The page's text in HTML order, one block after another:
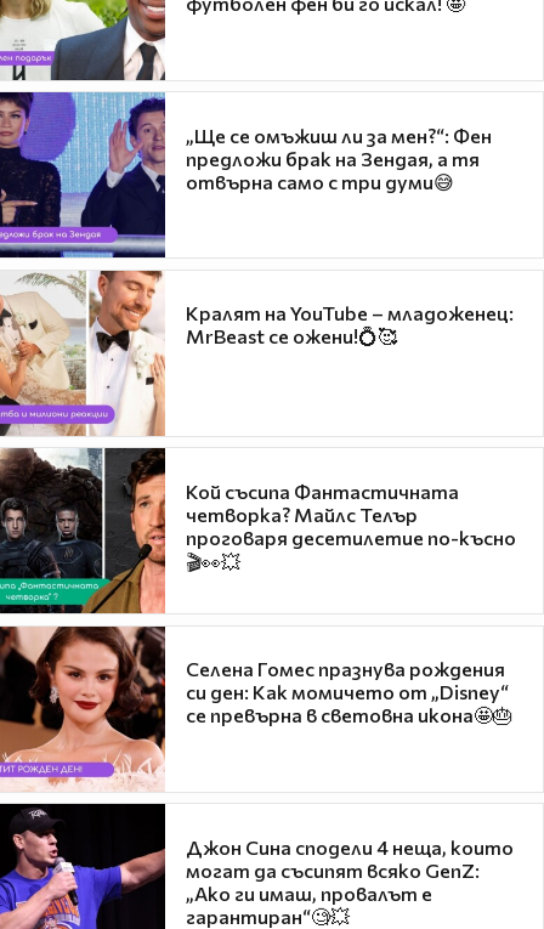
„Ще се омъжиш ли за мен?“: Фен
предложи брак на Зендая, а тя
отвърна само с три думи😅
Кралят на YouTube – младоженец:
MrBeast се ожени!💍🥰
Кой съсипа Фантастичната
четворка? Майлс Телър
проговаря десетилетие по-късно
🎬👀💥
Селена Гомес празнува рождения
си ден: Как момичето от „Disney“
се превърна в световна икона🤩🎂
Джон Сина сподели 4 неща, които
могат да съсипят всяко GenZ:
„Ако ги имаш, провалът е
гарантиран“🧐💥